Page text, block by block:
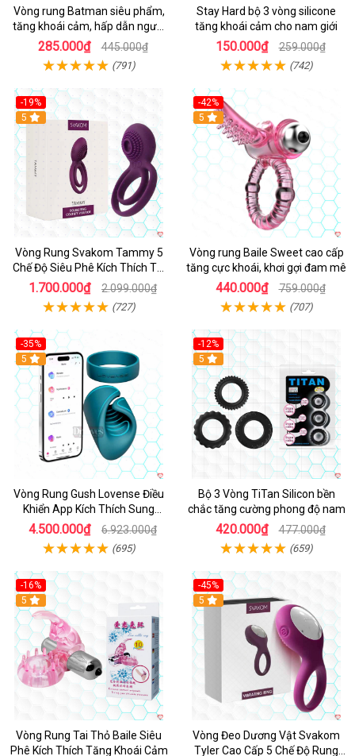
Vòng rung Batman siêu phẩm,
tăng khoái cảm, hấp dẫn người
dùng
285.000₫ 445.000₫
(791)
Stay Hard bộ 3 vòng silicone
tăng khoái cảm cho nam giới
150.000₫ 259.000₫
(742)
-19%
5
Vòng Rung Svakom Tammy 5
Chế Độ Siêu Phê Kích Thích Tối
Đa
1.700.000₫ 2.099.000₫
(727)
-42%
5
Vòng rung Baile Sweet cao cấp
tăng cực khoái, khơi gợi đam mê
440.000₫ 759.000₫
(707)
-35%
Hot
5
Vòng Rung Gush Lovense Điều
Khiển App Kích Thích Sung
Sướng
4.500.000₫ 6.923.000₫
(695)
-12%
5
Bộ 3 Vòng TiTan Silicon bền
chắc tăng cường phong độ nam
420.000₫ 477.000₫
(659)
-16%
Hot
5
Vòng Rung Tai Thỏ Baile Siêu
Phê Kích Thích Tăng Khoái Cảm
-45%
5
Vòng Đeo Dương Vật Svakom
Tyler Cao Cấp 5 Chế Độ Rung